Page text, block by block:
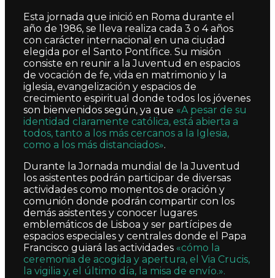
Esta jornada que inició en Roma durante el
año de 1986, se lleva realiza cada 3 o 4 años
con carácter internacional en una ciudad
elegida por el Santo Pontífice. Su misión
consiste en reunir a la Juventud en espacios
de vocación de fe, vida en matrimonio y la
iglesia, evangelización y espacios de
crecimiento espiritual donde todos los jóvenes
son bienvenidos según, ya que «A pesar de su
identidad claramente católica, está abierta a
todos, tanto a los más cercanos a la Iglesia,
como a los más distanciados».
Durante la Jornada mundial de la Juventud
los asistentes podrán participar de diversas
actividades como momentos de oración y
comunión donde podrán compartir con los
demás asistentes y conocer lugares
emblemáticos de Lisboa y ser partícipes de
espacios especiales y centrales donde el Papa
Francisco guiará las actividades «cómo la
ceremonia de acogida y apertura, el Via Crucis,
la vigilia y, el último día, la misa de envío.».